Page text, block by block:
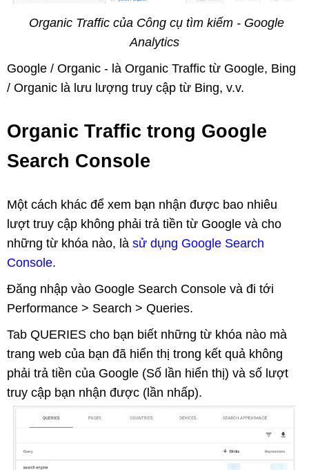
Organic Traffic của Công cụ tìm kiếm - Google
Analytics
Google / Organic - là Organic Traffic từ Google, Bing
/ Organic là lưu lượng truy cập từ Bing, v.v.
Organic Traffic trong Google
Search Console
Một cách khác để xem bạn nhận được bao nhiêu
lượt truy cập không phải trả tiền từ Google và cho
những từ khóa nào, là sử dụng Google Search
Console.
Đăng nhập vào Google Search Console và đi tới
Performance > Search > Queries.
Tab QUERIES cho bạn biết những từ khóa nào mà
trang web của bạn đã hiển thị trong kết quả không
phải trả tiền của Google (Số lần hiển thị) và số lượt
truy cập bạn nhận được (lần nhấp).